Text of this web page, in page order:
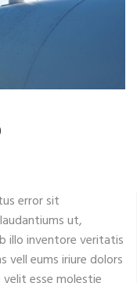
error sit
ut,
illo inventore veritatis
eums iriure dolors